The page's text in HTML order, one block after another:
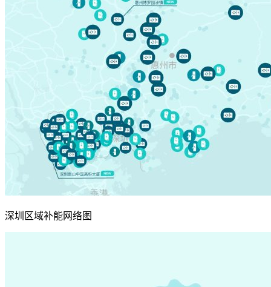
深圳区域补能网络图